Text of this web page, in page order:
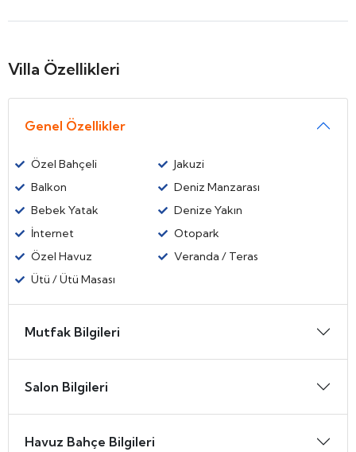
Villa Özellikleri
Genel Özellikler
Özel Bahçeli
Jakuzi
Balkon
Deniz Manzarası
Bebek Yatak
Denize Yakın
İnternet
Otopark
Özel Havuz
Veranda / Teras
Ütü / Ütü Masası
Mutfak Bilgileri
Salon Bilgileri
Havuz Bahçe Bilgileri